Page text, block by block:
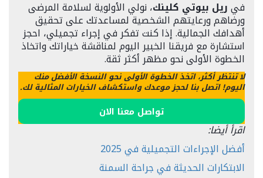
فيريل بيوتي كلينك، نولي الأولوية لسلامة المرضى
ورضاهم ورعايتهم الشخصية لمساعدتك على تحقيق
أهدافك الجمالية. إذا كنت تفكر في إجراء تجميلي، احجز
استشارة مع فريقنا الخبير اليوم لمناقشة خياراتك واتخاذ
الخطوة الأولى نحو مظهر أكثر ثقة.
لا تنتظر أكثر، اتخذ الخطوة الأولى نحو النسخة الأفضل منك
اليوم! اتصل بنا لحجز موعدك واستكشاف الخيارات المثالية لك.
تواصل معنا الان
اقرأ أيضا:
أفضل الإجراءات التجميلية في 2025
الابتكارات الحديثة في جراحة السمنة